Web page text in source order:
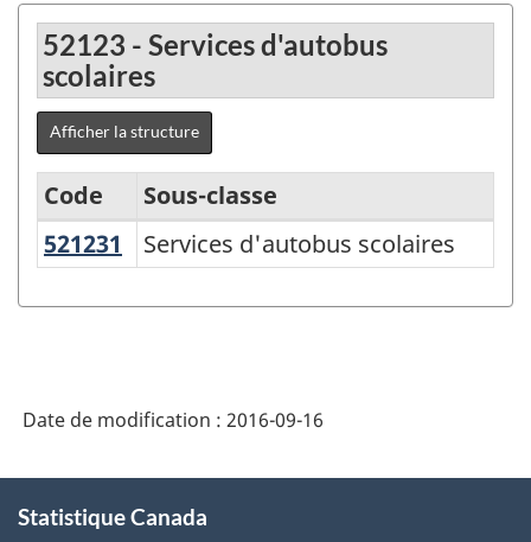
52123 - Services d'autobus
scolaires
Afficher la structure
Système
produits
l'Amérique
du
Code
Sous-classe
521231
Services d'autobus scolaires
Services d'autobus scolaires
Date de modification : 2016-09-16
propos
Statistique Canada